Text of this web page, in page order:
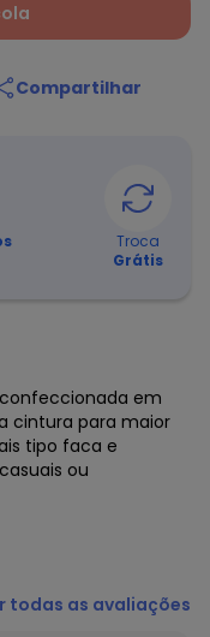
Compartilhar
Troca
Grátis
em
cintura para maior
tipo faca e
ou
faca;
todas as avaliações